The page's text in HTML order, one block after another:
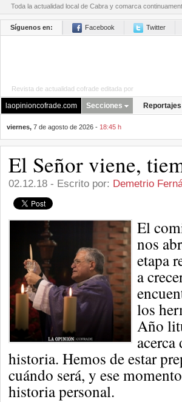
Toda la actualidad local de Cabra y comarca
Síguenos en: Facebook Twitter
Revista de actualidad cofrade editada por
laopinioncofrade.com Secciones Reportajes
viernes, 7 de agosto de 2026 - 18:45 h
El Señor viene,
02.12.18 - Escrito por: Demetrio
El
nos
etapa
a
los
Año
historia. Hemos de estar
cuándo será, y ese
historia personal.